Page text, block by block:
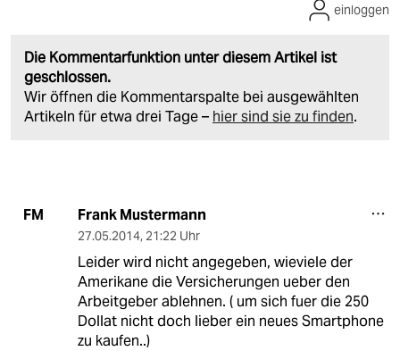
Die Kommentarfunktion unter diesem Artikel ist
geschlossen.
Wir öffnen die Kommentarspalte bei ausgewählten
Artikeln für etwa drei Tage – hier sind sie zu finden.
einloggen
FM Frank Mustermann
27.05.2014, 21:22 Uhr
Leider wird nicht angegeben, wieviele der
Amerikane die Versicherungen ueber den
Arbeitgeber ablehnen. ( um sich fuer die 250
Dollat nicht doch lieber ein neues Smartphone
zu kaufen..)